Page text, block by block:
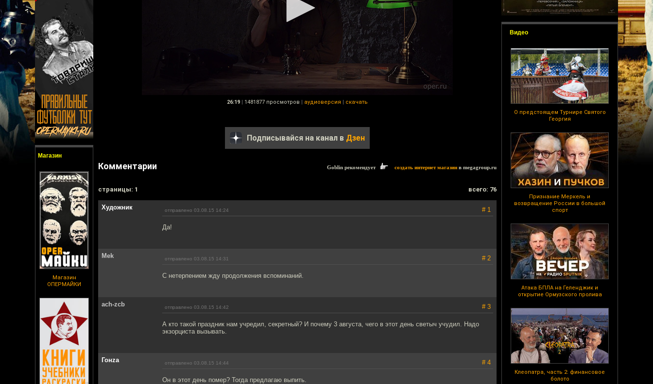
Магазин
Магазин
ОПЕРМАЙКИ
Видео
О предстоящем Турнире Святого
Георгия
Признание Меркель и
возвращение России в большой
спорт
Атака БПЛА на Геленджик и
открытие Ормузского пролива
Клеопатра, часть 2: финансовое
болото
26:19 | 1481877 просмотров | аудиоверсия | скачать
Подписывайся на канал в Дзен
Комментарии Goblin рекомендует создать интернет магазин в megagroup.ru
cтраницы: 1 всего: 76
Художник отправлено 03.08.15 14:24 # 1
Да!
Mek отправлено 03.08.15 14:31 # 2
С нетерпением жду продолжения вспоминаний.
ach-zcb отправлено 03.08.15 14:42 # 3
А кто такой праздник нам учредил, секретный? И почему 3 августа, чего в этот день светыч учудил. Надо
экзорциста вызывать.
Гонzа отправлено 03.08.15 14:44 # 4
Он в этот день помер? Тогда предлагаю выпить.